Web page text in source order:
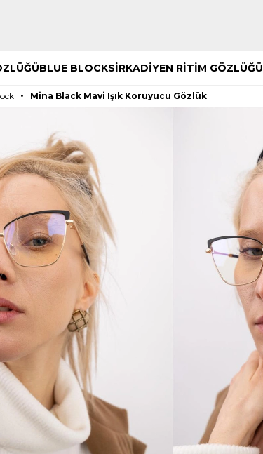
BLUE BLOCKSİRKADİYEN RİTİM GÖZLÜĞÜ
Mina Black Mavi Işık Koruyucu Gözlük